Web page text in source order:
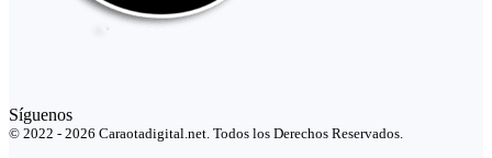
Síguenos
© 2022 - 2026 Caraotadigital.net. Todos los Derechos Reservados.